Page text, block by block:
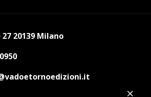
20139 Milano